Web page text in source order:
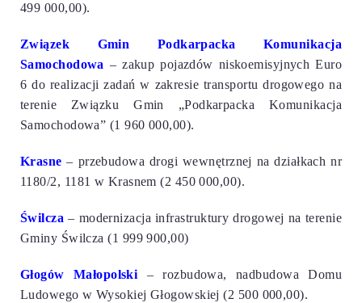
499 000,00).
Związek Gmin Podkarpacka Komunikacja
Samochodowa – zakup pojazdów niskoemisyjnych Euro
6 do realizacji zadań w zakresie transportu drogowego na
terenie Związku Gmin „Podkarpacka Komunikacja
Samochodowa” (1 960 000,00).
Krasne – przebudowa drogi wewnętrznej na działkach nr
1180/2, 1181 w Krasnem (2 450 000,00).
Świlcza – modernizacja infrastruktury drogowej na terenie
Gminy Świlcza (1 999 900,00)
Głogów Małopolski – rozbudowa, nadbudowa Domu
Ludowego w Wysokiej Głogowskiej (2 500 000,00).